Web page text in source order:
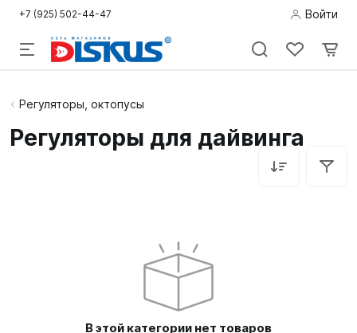
+7 (925) 502-44-47 Войти
Подводная
Регуляторы, октопусы
Регуляторы для дайвинга
В этой категории нет товаров